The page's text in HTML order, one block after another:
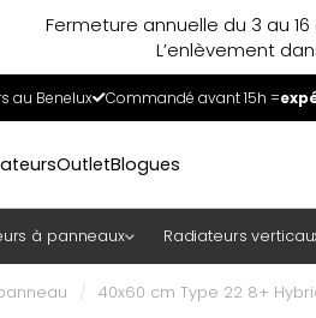
Fermeture annuelle du 3 au
L’enlèvement
au Benelux Commandé avant 15h =
OutletBlogues
à panneaux Radiateurs
/ 40x60 cm Type 22 8+